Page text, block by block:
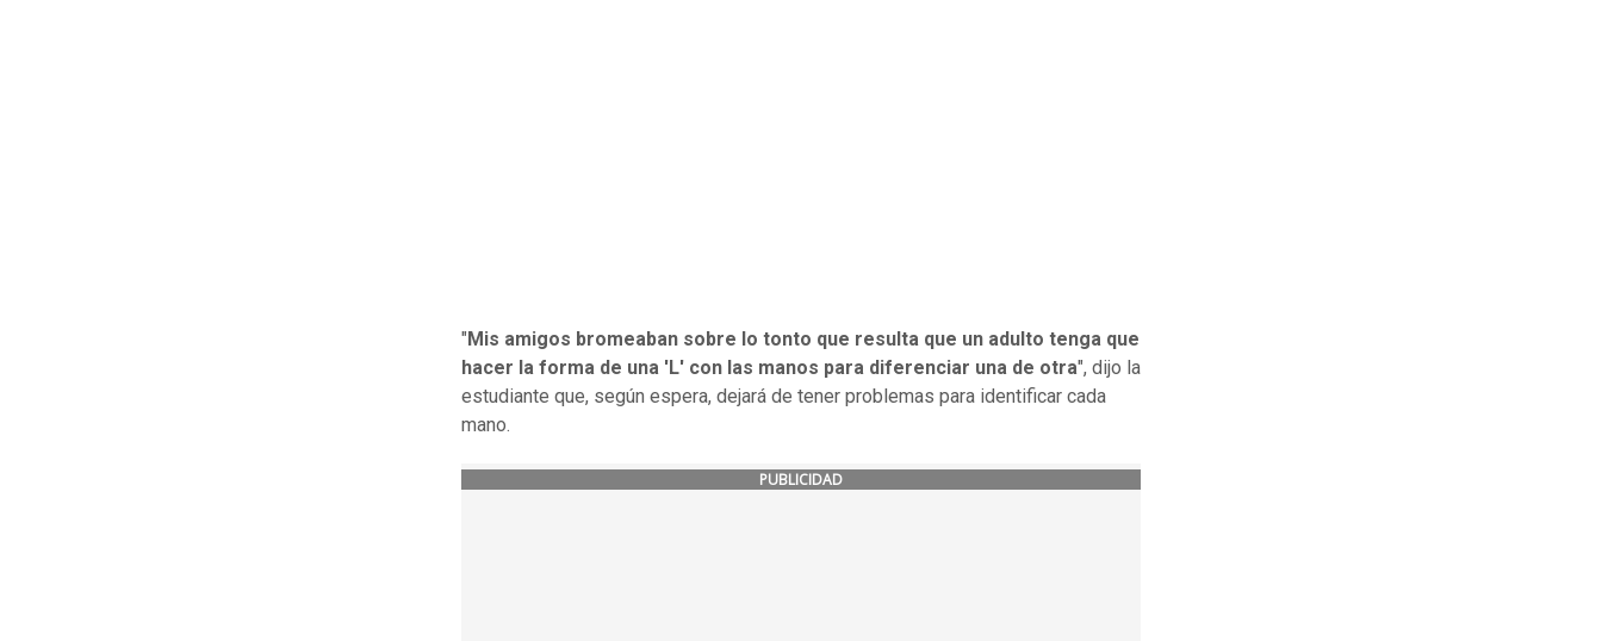
" Mis amigos bromeaban sobre lo tonto que resulta que un adulto tenga que
hacer la forma de una 'L' con las manos para diferenciar una de otra", dijo la
estudiante que, según espera, dejará de tener problemas para identificar cada
mano.
PUBLICIDAD